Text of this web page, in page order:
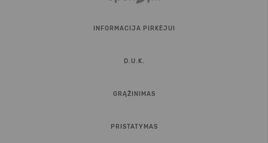
INFORMACIJA PIRKĖJUI
D.U.K.
GRĄŽINIMAS
PRISTATYMAS